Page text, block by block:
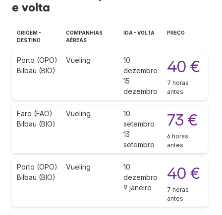
e volta
ORIGEM -
DESTINO
COMPANHIAS
AÉREAS
IDA - VOLTA PREÇO
Porto (OPO)
Bilbau (BIO)
Vueling
10
dezembro
15
dezembro
40 €
7 horas
antes
Faro (FAO)
Bilbau (BIO)
Vueling
10
setembro
13
setembro
73 €
6 horas
antes
Porto (OPO)
Bilbau (BIO)
Vueling
10
dezembro
9 janeiro
40 €
7 horas
antes